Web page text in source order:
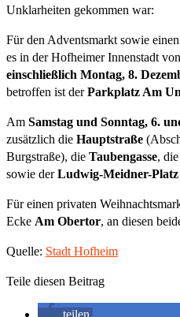
Unklarheiten gekommen war:
Für den Adventsmarkt sowie
es in der Hofheimer Innenstadt von
einschließlich Montag, 8.
betroffen ist derParkplatz Am
Am Samstag und Sonntag, 6.
zusätzlich die Hauptstraße
Burgstraße), die Taubengasse, die
sowie derLudwig-Meidner-Platz
Für einen privaten
Ecke Am Obertor, an diesen
Quelle: Stadt Hofheim
Teile diesen Beitrag
teilen